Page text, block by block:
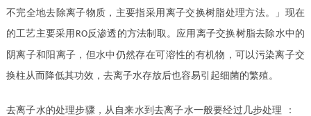
不完全地去除离子物质，主要指采用离子交换树脂处理方法。」现在
的工艺主要采用 RO反渗透的方法制取。应用离子交换树脂去除水中的
阴离子和阳离子，但水中仍然存在可溶性的有机物，可以污染离子交
换柱从而降低其功效，去离子水存放后也容易引起细菌的繁殖。
去离子水的处理步骤，从自来水到去离子水一般要经过几步处理 ：